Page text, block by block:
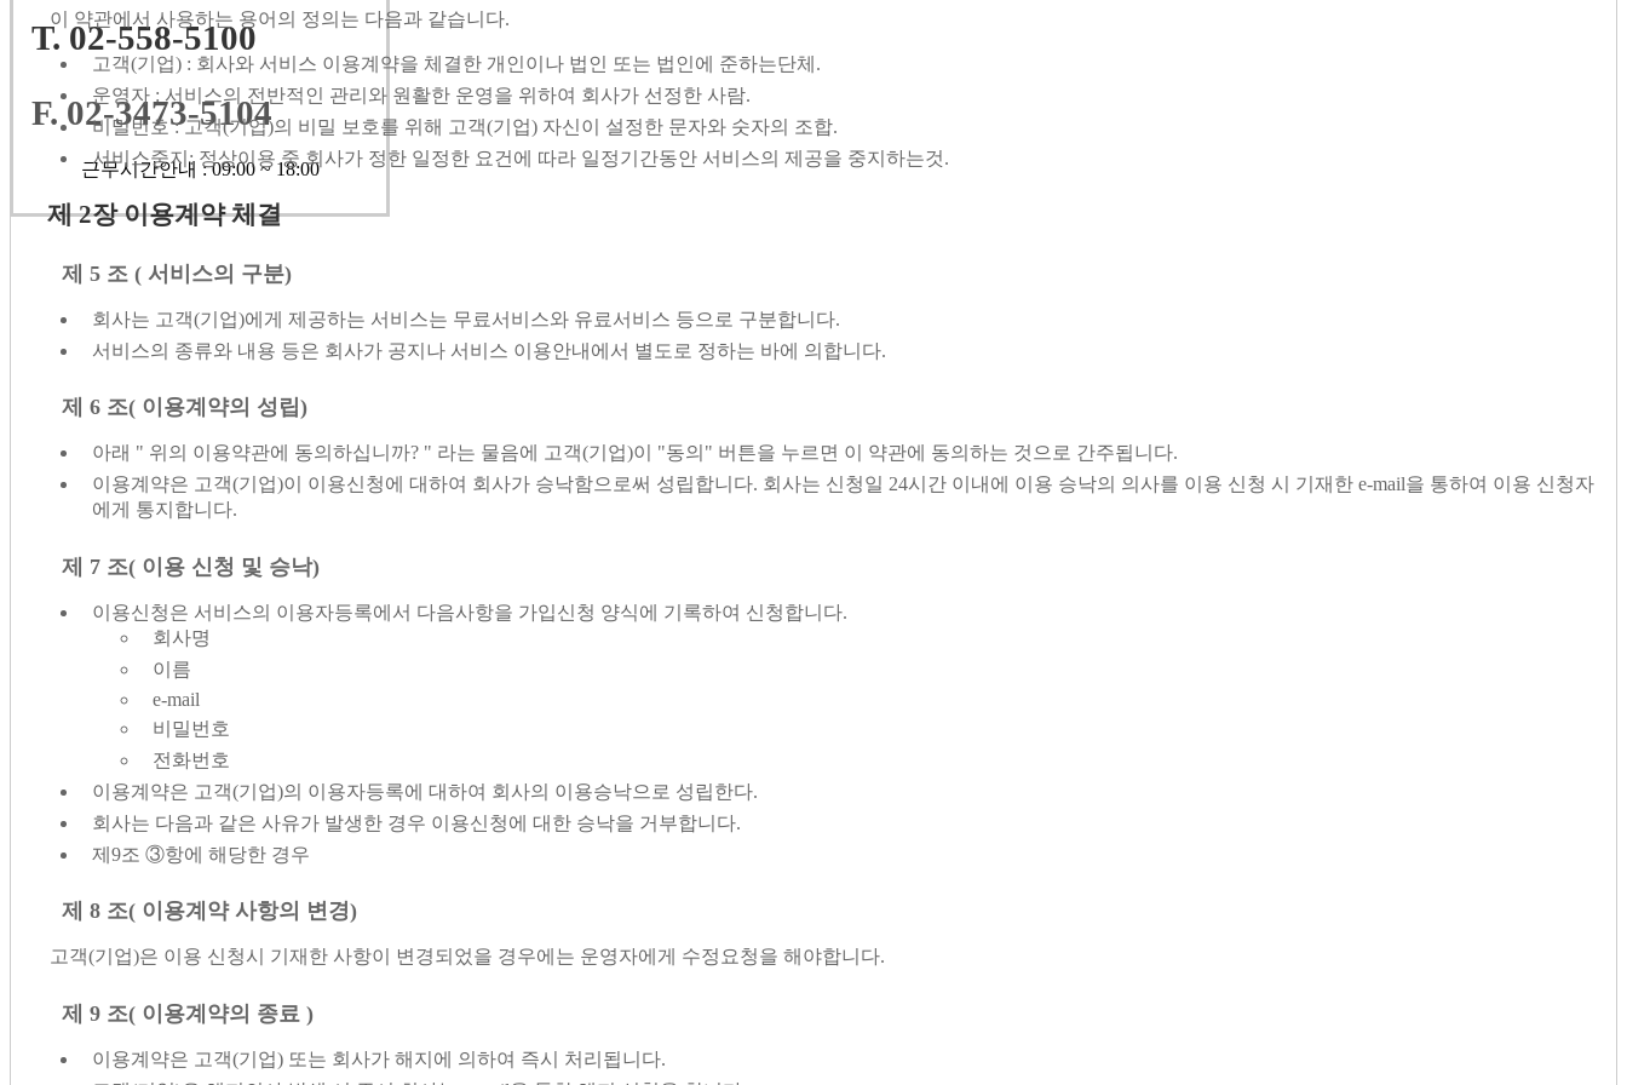
T. 02-558-5100
F. 02-3473-5104
근무시간안내 : 09:00 ~ 18:00
이 약관에서 사용하는 용어의 정의는 다음과 같습니다.
고객(기업) : 회사와 서비스 이용계약을 체결한 개인이나 법인 또는 법인에 준하는단체.
운영자 : 서비스의 전반적인 관리와 원활한 운영을 위하여 회사가 선정한 사람.
비밀번호 : 고객(기업)의 비밀 보호를 위해 고객(기업) 자신이 설정한 문자와 숫자의 조합.
서비스중지: 정상이용 중 회사가 정한 일정한 요건에 따라 일정기간동안 서비스의 제공을 중지하는것.
제 2장 이용계약 체결
제 5 조 ( 서비스의 구분)
회사는 고객(기업)에게 제공하는 서비스는 무료서비스와 유료서비스 등으로 구분합니다.
서비스의 종류와 내용 등은 회사가 공지나 서비스 이용안내에서 별도로 정하는 바에 의합니다.
제 6 조( 이용계약의 성립)
아래 " 위의 이용약관에 동의하십니까? " 라는 물음에 고객(기업)이 "동의" 버튼을 누르면 이 약관에 동의하는 것으로 간주됩니다.
이용계약은 고객(기업)이 이용신청에 대하여 회사가 승낙함으로써 성립합니다. 회사는 신청일 24시간 이내에 이용 승낙의 의사를 이용 신청 시 기재한 e-mail을 통하여 이용 신청자
에게 통지합니다.
제 7 조( 이용 신청 및 승낙)
이용신청은 서비스의 이용자등록에서 다음사항을 가입신청 양식에 기록하여 신청합니다.
회사명
이름
e-mail
비밀번호
전화번호
이용계약은 고객(기업)의 이용자등록에 대하여 회사의 이용승낙으로 성립한다.
회사는 다음과 같은 사유가 발생한 경우 이용신청에 대한 승낙을 거부합니다.
제9조 ③항에 해당한 경우
제 8 조( 이용계약 사항의 변경)
고객(기업)은 이용 신청시 기재한 사항이 변경되었을 경우에는 운영자에게 수정요청을 해야합니다.
제 9 조( 이용계약의 종료 )
이용계약은 고객(기업) 또는 회사가 해지에 의하여 즉시 처리됩니다.